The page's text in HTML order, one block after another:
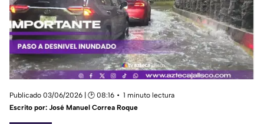
Publicado 03/06/2026 | 🕑 08:16
1 minuto lectura
Escrito por: José Manuel Correa Roque